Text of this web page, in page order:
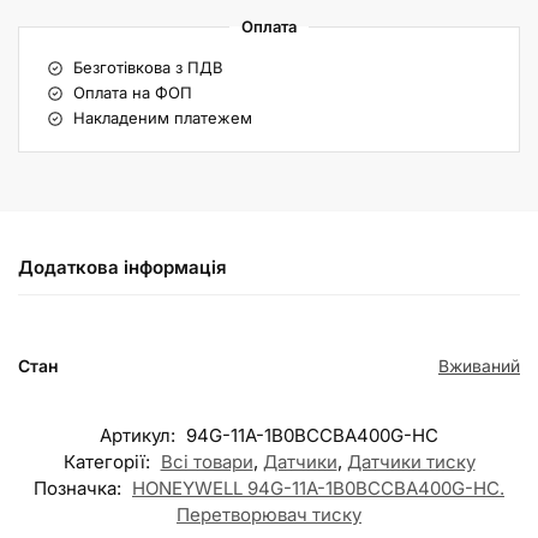
Оплата
Безготівкова з ПДВ
Оплата на ФОП
Накладеним платежем
Додаткова інформація
Стан Вживаний
Артикул: 94G-11A-1B0BCCBA400G-HC
Категорії: Всі товари, Датчики, Датчики тиску
Позначка: HONEYWELL 94G-11A-1B0BCCBA400G-HC.
Перетворювач тиску